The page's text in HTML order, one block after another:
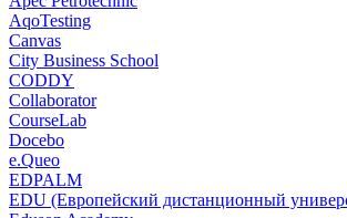
AqoTesting
Canvas
City Business School
CODDY
Collaborator
CourseLab
Docebo
e.Queo
EDPALM
EDU (Европейский дистанционный